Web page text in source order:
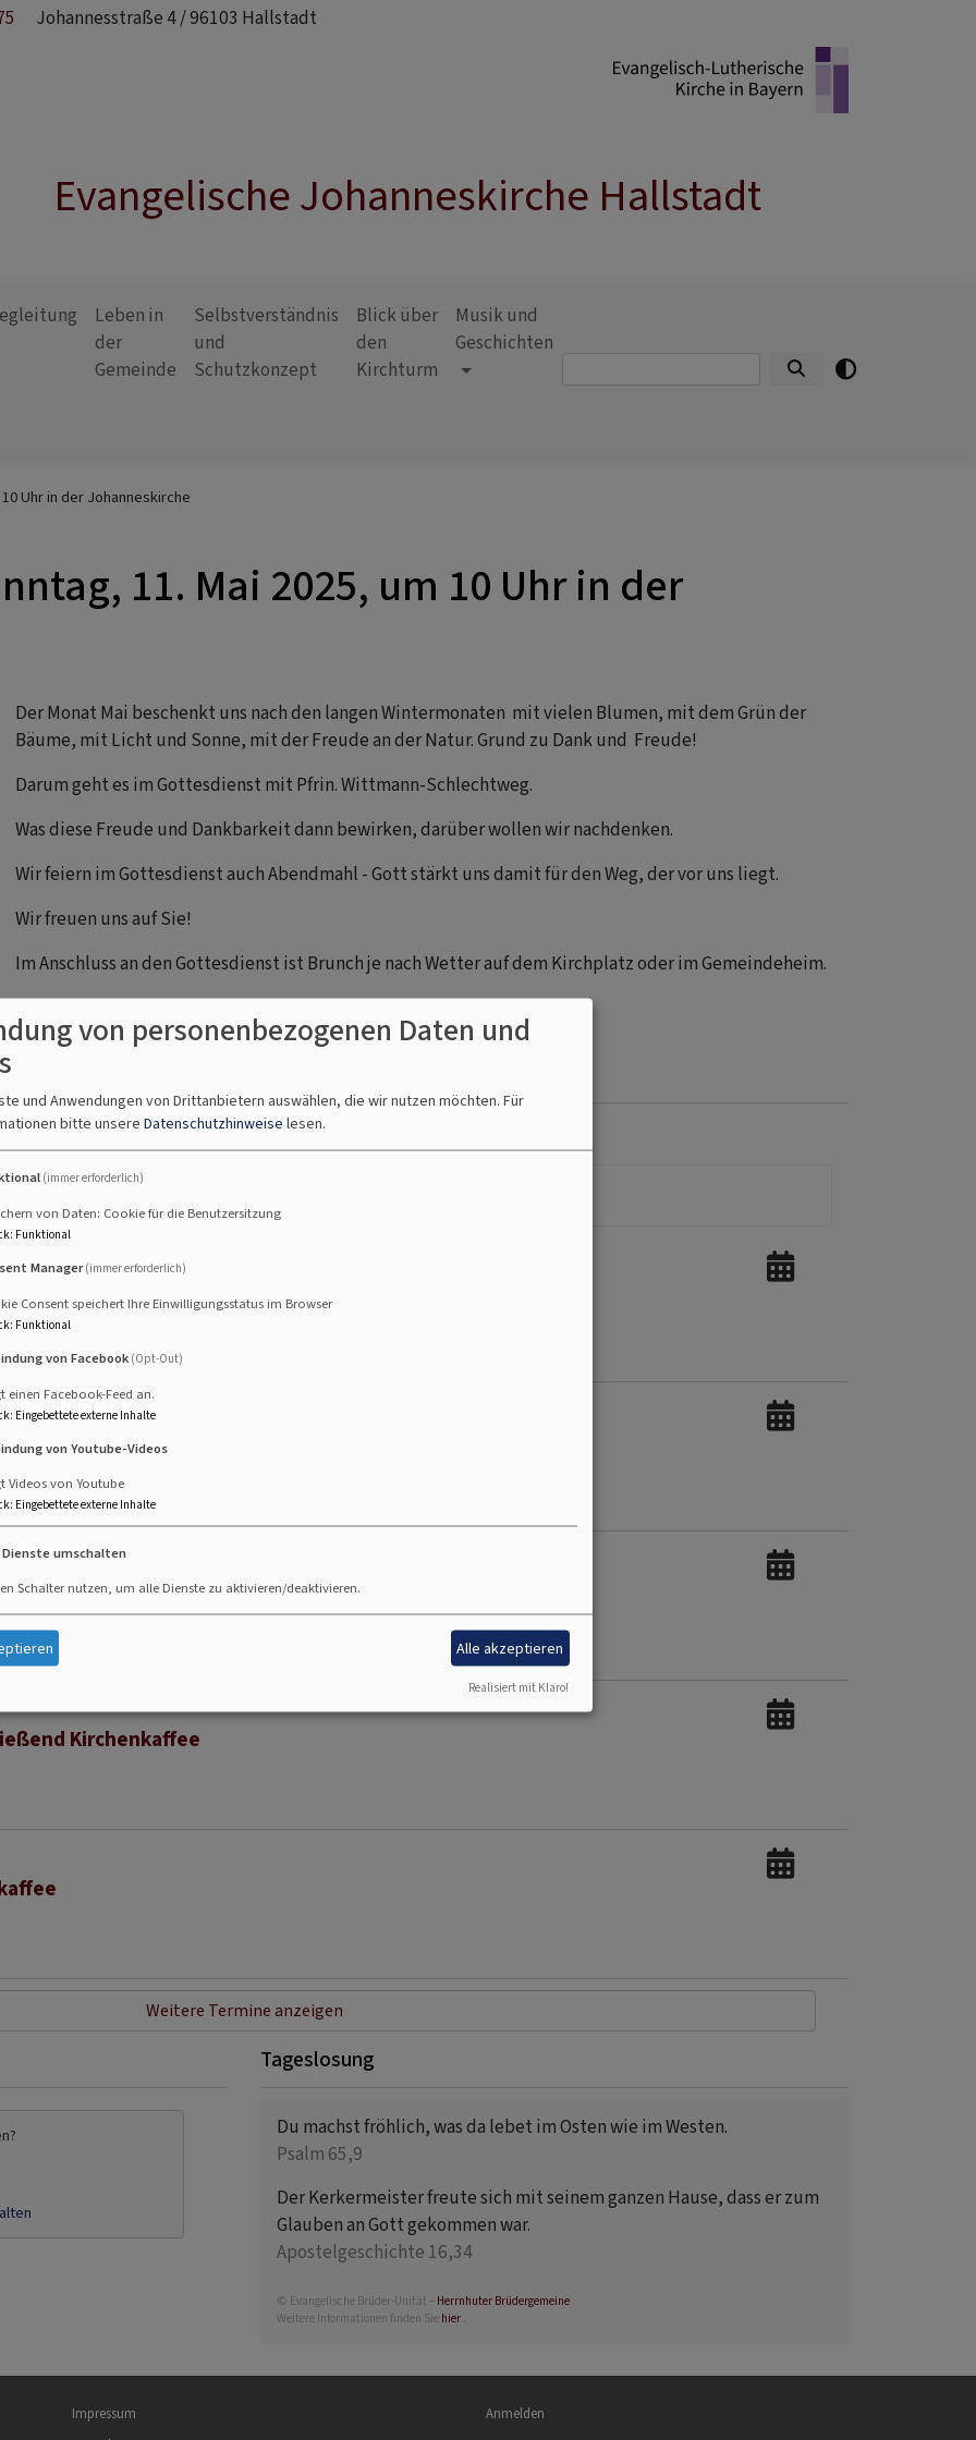
Johannesstraße 4 / 96103 Hallstadt
Evangelische Johanneskirche Hallstadt
Leben in
der
Gemeinde
Selbstverständnis
und
Schutzkonzept
Blick über
den
Kirchturm
Musik und
Geschichten
Uhr in der Johanneskirche
11. Mai 2025, um 10 Uhr in der
Der Monat Mai beschenkt uns nach den langen Wintermonaten mit vielen Blumen, mit dem Grün der
Bäume, mit Licht und Sonne, mit der Freude an der Natur. Grund zu Dank und Freude!
Darum geht es im Gottesdienst mit Pfrin. Wittmann-Schlechtweg.
Was diese Freude und Dankbarkeit dann bewirken, darüber wollen wir nachdenken.
Wir feiern im Gottesdienst auch Abendmahl - Gott stärkt uns damit für den Weg, der vor uns liegt.
Wir freuen uns auf Sie!
Im Anschluss an den Gottesdienst ist Brunch je nach Wetter auf dem Kirchplatz oder im Gemeindeheim.
Kirchenkaffee
Weitere Termine anzeigen
Tageslosung
Du machst fröhlich, was da lebet im Osten wie im Westen.
Psalm 65,9
Der Kerkermeister freute sich mit seinem ganzen Hause, dass er zum
Glauben an Gott gekommen war.
Apostelgeschichte 16,34
© Evangelische Brüder-Unität – Herrnhuter Brüdergemeine
Weitere Informationen finden Sie hier .
Fußbereichsmenü
Impressum
Benutzermenü
Anmelden
von personenbezogenen Daten und
und Anwendungen von Drittanbietern auswählen, die wir nutzen möchten. Für
bitte unsere Datenschutzhinweise lesen.
(immer erforderlich)
von Daten: Cookie für die Benutzersitzung
: Funktional
Manager(immer erforderlich)
Consent speichert Ihre Einwilligungsstatus im Browser
: Funktional
von Facebook (Opt-Out)
einen Facebook-Feed an.
: Eingebettete externe Inhalte
von Youtube-Videos
Videos von Youtube
: Eingebettete externe Inhalte
umschalten
Schalter nutzen, um alle Dienste zu aktivieren/deaktivieren.
Alle akzeptieren
Realisiert mit Klaro!